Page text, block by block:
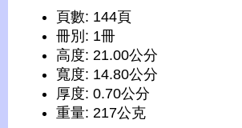
頁數: 144頁
冊別: 1冊
高度: 21.00公分
寬度: 14.80公分
厚度: 0.70公分
重量: 217公克